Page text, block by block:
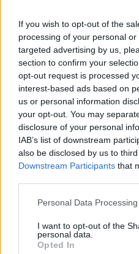
If you wish to opt-out of the
processing of your personal
targeted advertising by us,
section to confirm your
opt-out request is processed
interest-based ads based on
us or personal information
your opt-out. You may
disclosure of your personal
IAB’s list of downstream
also be disclosed by us to
Downstream Participants that
Personal Data
I want to opt-out of the
personal data.
Opted In
m.in. od Teamu Envy i
ponad tydzień później
rozłamu. W jego
"MarKE" Maldonado,
"vanity" Malaspina – cała
eUnited, wobec czego
miejsca na australijskim
całej sprawie zabrali
Update to the IEM
With the core roster of
position over Swole
Australia this May!#IEM
—